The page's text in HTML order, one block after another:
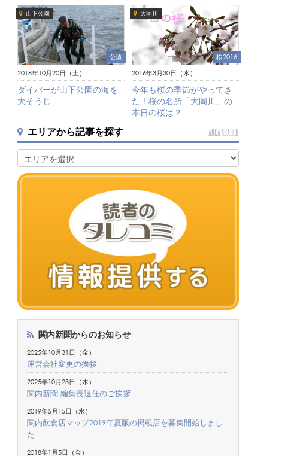
山下公園
公園
2018年10月20日（土）
ダイバーが山下公園の海を
大そうじ
大岡川
桜2016
2016年3月30日（水）
今年も桜の季節がやってき
た！桜の名所「大岡川」の
本日の桜は？
エリアから記事を探す AREA SEARCH
関内新聞からのお知らせ
2025年10月31日（金）
運営会社変更の挨拶
2025年10月23日（木）
関内新聞 編集長退任のご挨拶
2019年5月15日（水）
関内飲食店マップ2019年夏版の掲載店を募集開始しまし
た
2018年1月5日（金）